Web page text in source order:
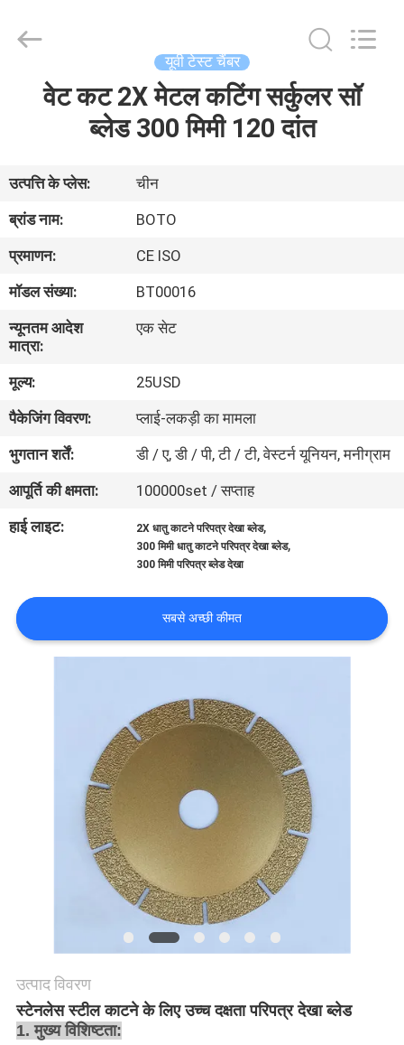
हमारे
बारे
कारखाना
गुणवत्ता
नियंत्रण
संपर्क
एक
उद्धरण
गोपनीयता
LTD.
यूवी टेस्ट चैंबर
वेट कट 2X मेटल कटिंग सर्कुलर सॉ
ब्लेड 300 मिमी 120 दांत
उत्पत्ति के प्लेस:
चीन
ब्रांड नाम:
BOTO
प्रमाणन:
CE ISO
मॉडल संख्या:
BT00016
न्यूनतम आदेश
मात्रा:
एक सेट
मूल्य:
25USD
पैकेजिंग विवरण:
प्लाई-लकड़ी का मामला
भुगतान शर्तें:
डी / ए, डी / पी, टी / टी, वेस्टर्न यूनियन, मनीग्राम
आपूर्ति की क्षमता:
100000set / सप्ताह
हाई लाइट:
2X धातु काटने परिपत्र देखा ब्लेड,
300 मिमी धातु काटने परिपत्र देखा ब्लेड,
300 मिमी परिपत्र ब्लेड देखा
सबसे अच्छी कीमत
उत्पाद विवरण
स्टेनलेस स्टील काटने के लिए उच्च दक्षता परिपत्र देखा ब्लेड
1. मुख्य विशिष्टता: